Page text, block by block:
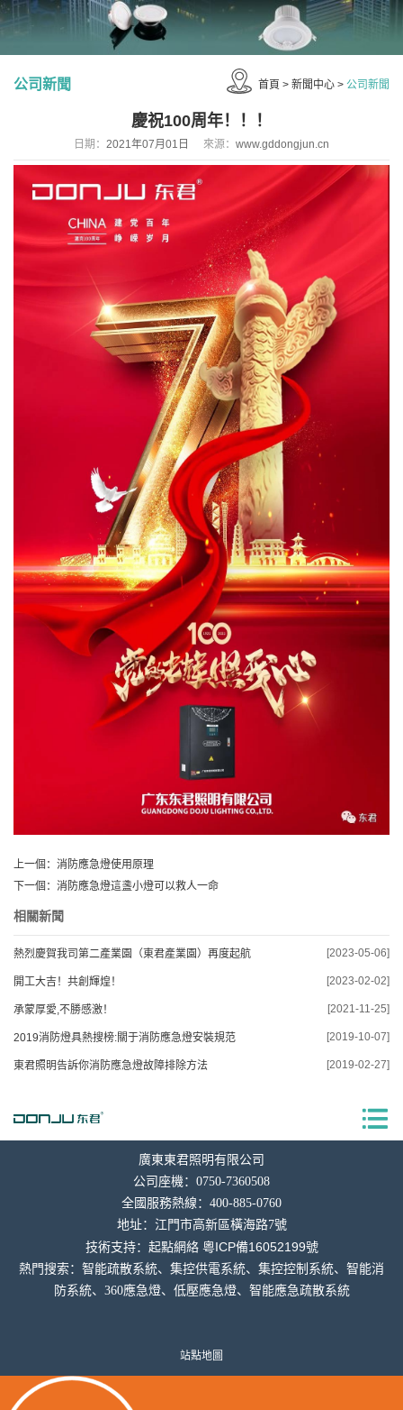
公司新聞 首頁 > 新聞中心 > 公司新聞
慶祝100周年！！！
日期： 2021年07月01日 來源： www.gddongjun.cn
上一個： 消防應急燈使用原理
下一個： 消防應急燈這盞小燈可以救人一命
相關新聞
熱烈慶賀我司第二產業園（東君產業園）再度起航 [2023-05-06]
開工大吉！共創輝煌！ [2023-02-02]
承蒙厚愛,不勝感激！ [2021-11-25]
2019消防燈具熱搜榜:關于消防應急燈安裝規范 [2019-10-07]
東君照明告訴你消防應急燈故障排除方法 [2019-02-27]
廣東東君照明有限公司
公司座機：0750-7360508
全國服務熱線：400-885-0760
地址： 江門市高新區橫海路7號
技術支持： 起點網絡 粵ICP備16052199號
熱門搜索：智能疏散系統、集控供電系統、集控控制系統、智能消
防系統、360應急燈、低壓應急燈、智能應急疏散系統
站點地圖